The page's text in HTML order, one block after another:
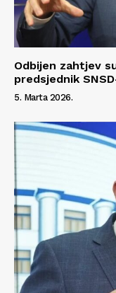
Odbijen zahtjev
predsjednik
5. Marta 2026.